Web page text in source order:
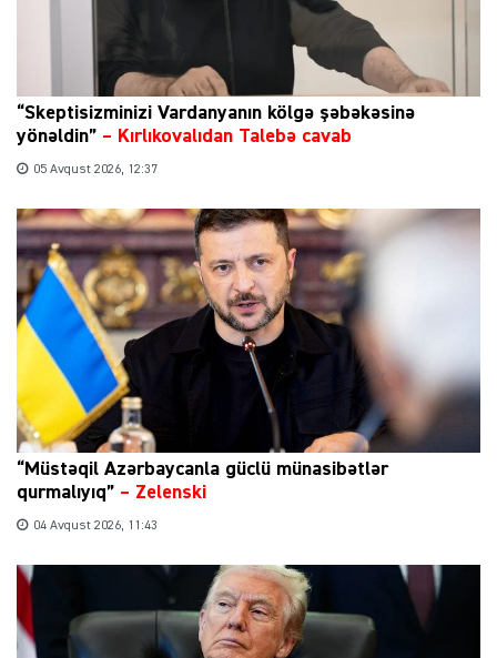
“Skeptisizminizi Vardanyanın kölgə şəbəkəsinə
yönəldin” – Kırlıkovalıdan Talebə cavab
05 Avqust 2026, 12:37
“Müstəqil Azərbaycanla güclü münasibətlər
qurmalıyıq” – Zelenski
04 Avqust 2026, 11:43